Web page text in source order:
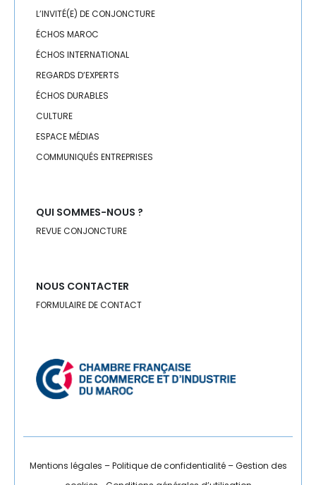
L’INVITÉ(E) DE CONJONCTURE
ÉCHOS MAROC
ÉCHOS INTERNATIONAL
REGARDS D’EXPERTS
ÉCHOS DURABLES
CULTURE
ESPACE MÉDIAS
COMMUNIQUÉS ENTREPRISES
QUI SOMMES-NOUS ?
REVUE CONJONCTURE
NOUS CONTACTER
FORMULAIRE DE CONTACT
Mentions légales –Politique de confidentialité–Gestion des